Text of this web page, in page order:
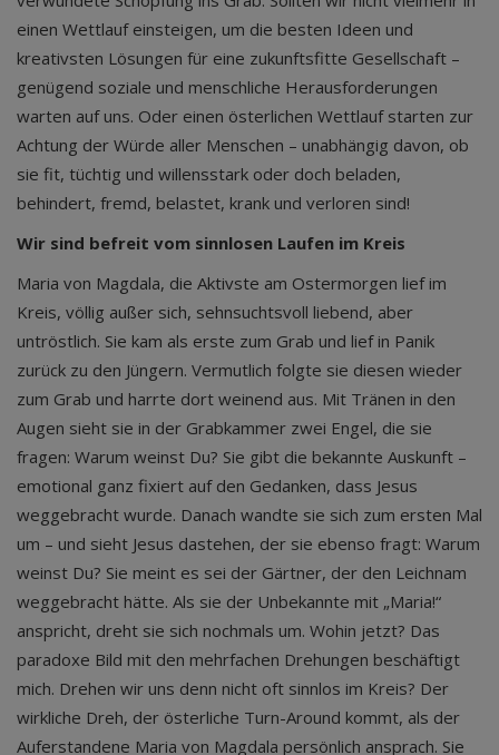
einen Wettlauf einsteigen, um die besten Ideen und
kreativsten Lösungen für eine zukunftsfitte Gesellschaft –
genügend soziale und menschliche Herausforderungen
warten auf uns. Oder einen österlichen Wettlauf starten zur
Achtung der Würde aller Menschen – unabhängig davon, ob
sie fit, tüchtig und willensstark oder doch beladen,
behindert, fremd, belastet, krank und verloren sind!
Wir sind befreit vom sinnlosen Laufen im Kreis
Maria von Magdala, die Aktivste am Ostermorgen lief im
Kreis, völlig außer sich, sehnsuchtsvoll liebend, aber
untröstlich. Sie kam als erste zum Grab und lief in Panik
zurück zu den Jüngern. Vermutlich folgte sie diesen wieder
zum Grab und harrte dort weinend aus. Mit Tränen in den
Augen sieht sie in der Grabkammer zwei Engel, die sie
fragen: Warum weinst Du? Sie gibt die bekannte Auskunft –
emotional ganz fixiert auf den Gedanken, dass Jesus
weggebracht wurde. Danach wandte sie sich zum ersten Mal
um – und sieht Jesus dastehen, der sie ebenso fragt: Warum
weinst Du? Sie meint es sei der Gärtner, der den Leichnam
weggebracht hätte. Als sie der Unbekannte mit „Maria!“
anspricht, dreht sie sich nochmals um. Wohin jetzt? Das
paradoxe Bild mit den mehrfachen Drehungen beschäftigt
mich. Drehen wir uns denn nicht oft sinnlos im Kreis? Der
wirkliche Dreh, der österliche Turn-Around kommt, als der
Auferstandene Maria von Magdala persönlich ansprach. Sie